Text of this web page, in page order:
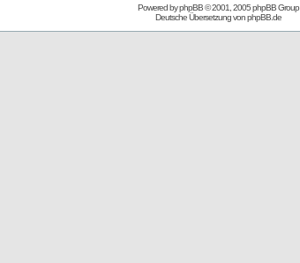
Powered byphpBB© 2001, 2005 phpBB Group
Deutsche Übersetzung vonphpBB.de